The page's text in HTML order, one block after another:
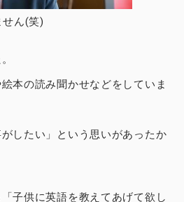
せん(笑)
本の読み聞かせなどをしていま
がしたい」という思いがあったか
子供に英語を教えてあげて欲し